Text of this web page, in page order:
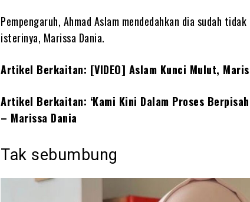
Pempengaruh, Ahmad Aslam mendedahkan dia sudah
isterinya, Marissa Dania.
Artikel Berkaitan: [VIDEO] Aslam Kunci Mulut,
Artikel Berkaitan: ‘Kami Kini Dalam Proses
– Marissa Dania
Tak sebumbung